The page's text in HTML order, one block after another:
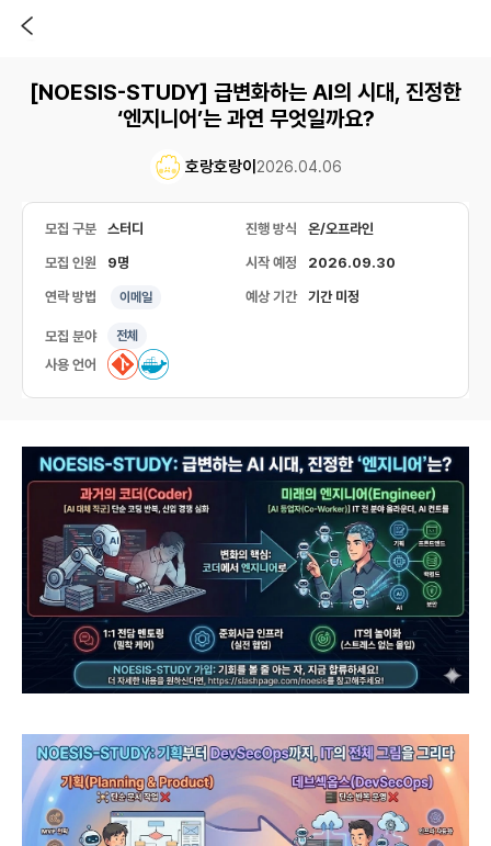
[NOESIS-STUDY] 급변화하는 AI의 시대, 진정한
‘엔지니어’는 과연 무엇일까요?
호랑호랑이 2026.04.06
모집 구분 스터디 진행 방식 온/오프라인
모집 인원 9명 시작 예정 2026.09.30
연락 방법 이메일 예상 기간 기간 미정
모집 분야 전체
사용 언어